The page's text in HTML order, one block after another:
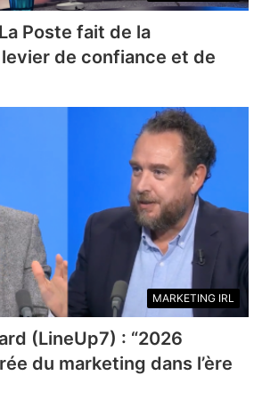
Poste fait de la
de confiance et de
MARKETING IRL
(LineUp7) : “2026
du marketing dans l’ère